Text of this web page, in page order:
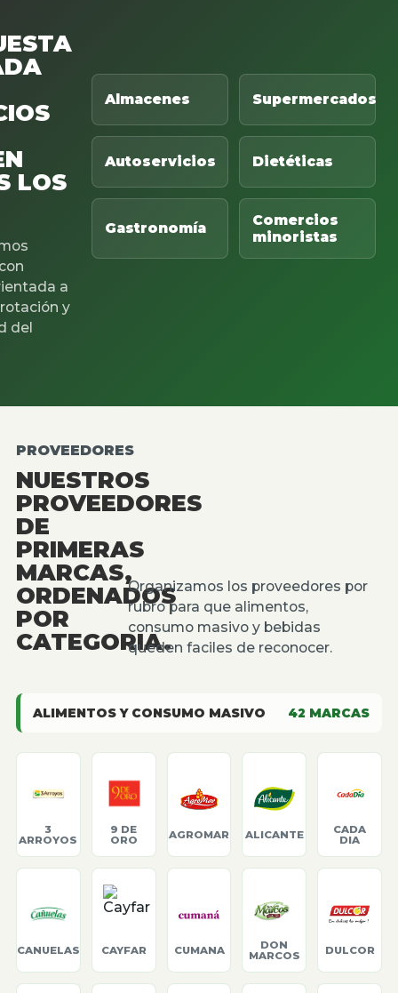
LOS
a
y
del
Almacenes Supermercados
Autoservicios Dietéticas
Gastronomía
Comercios
minoristas
PROVEEDORES
NUESTROS
PROVEEDORES
DE
PRIMERAS
MARCAS,
ORDENADOS
POR
CATEGORIA.
Organizamos los proveedores por
rubro para que alimentos,
consumo masivo y bebidas
queden faciles de reconocer.
ALIMENTOS Y CONSUMO MASIVO 42 MARCAS
3
ARROYOS
9 DE
ORO
AGROMAR ALICANTE
CADA
DIA
CANUELAS CAYFAR CUMANA
DON
MARCOS
DULCOR